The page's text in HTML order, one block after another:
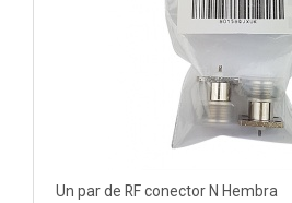
Un par de RF conector N Hembra